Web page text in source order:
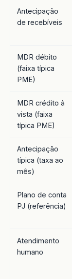
Antecipação
de recebíveis
MDR débito
(faixa típica
PME)
MDR crédito à
vista (faixa
típica PME)
Antecipação
típica (taxa ao
mês)
Plano de conta
PJ (referência)
Atendimento
humano